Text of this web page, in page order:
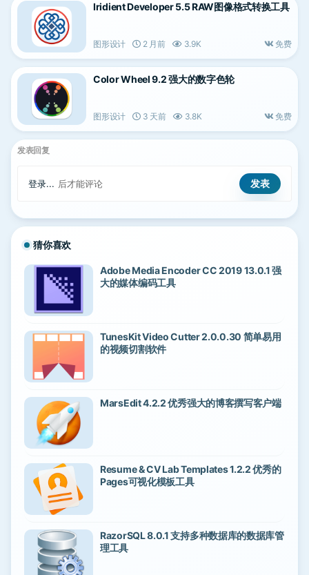
Iridient Developer 5.5 RAW图像格式转换工具
图形设计 2 月前 3.9K 免费
Color Wheel 9.2 强大的数字色轮
图形设计 3 天前 3.8K 免费
发表回复
登录... 后才能评论
猜你喜欢
Adobe Media Encoder CC 2019 13.0.1 强
大的媒体编码工具
TunesKit Video Cutter 2.0.0.30 简单易用
的视频切割软件
MarsEdit 4.2.2 优秀强大的博客撰写客户端
Resume & CV Lab Templates 1.2.2 优秀的
Pages可视化模板工具
RazorSQL 8.0.1 支持多种数据库的数据库管
理工具